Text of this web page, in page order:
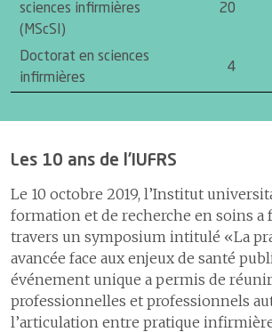
sciences infirmières
(MScSI)
20
Doctorat en sciences
infirmières
4
Les 10 ans de l’IUFRS
Le 10 octobre 2019, l’Institut
formation et de recherche en soins a
travers un symposium intitulé «La
avancée face aux enjeux de santé
événement unique a permis de
professionnelles et professionnels
l’articulation entre pratique